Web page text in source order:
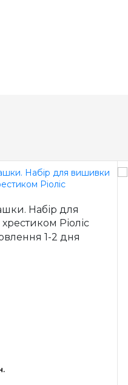
Набір для
Ріоліс
1-2 дня